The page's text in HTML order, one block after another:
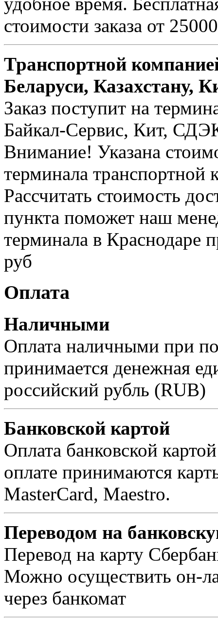
стоимости заказа от
Транспортной
Беларуси, Казахстану,
Заказ поступит на
Байкал-Сервис, Кит,
Внимание! Указана
терминала транспортной
Рассчитать стоимость
пункта поможет наш
терминала в Краснодаре
руб
Оплата
Наличными
Оплата наличными при
принимается денежная
российский рубль (RUB)
Банковской картой
Оплата банковской
оплате принимаются
MasterCard, Maestro.
Переводом на
Перевод на карту
Можно осуществить он-
через банкомат